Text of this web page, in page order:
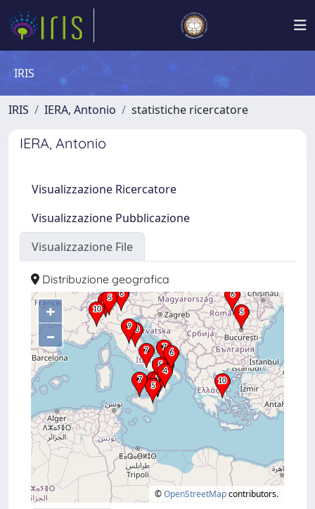
IRIS
IRIS IERA, Antonio statistiche ricercatore
IERA, Antonio
Visualizzazione Ricercatore
Visualizzazione Pubblicazione
Visualizzazione File
Distribuzione geografica
+
–
©OpenStreetMapcontributors.